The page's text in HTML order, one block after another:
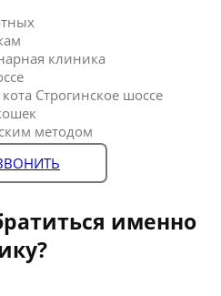
клиника
Строгинское шоссе
методом
именно